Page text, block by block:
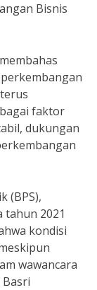
Bisnis
faktor
dukungan
(BPS),
2021
kondisi
wawancara